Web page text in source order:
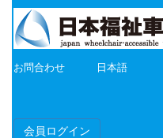
お問合わせ 日本語
会員ログイン